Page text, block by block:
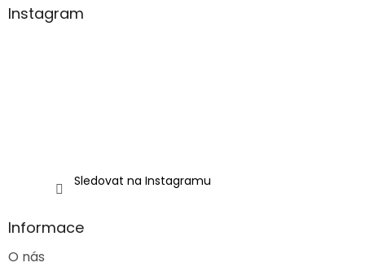
aInstagram
Sledovat na Instagramu
Informace
O nás